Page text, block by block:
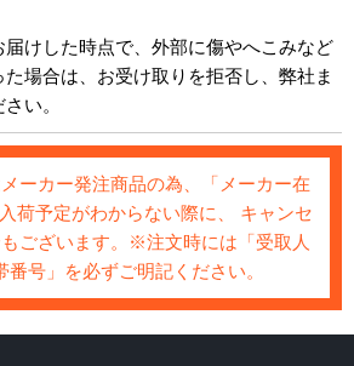
届けした時点で、外部に傷やへこみなど
場合は、お受け取りを拒否し、弊社ま
い。
ーカー発注商品の為、「メーカー在
荷予定がわからない際に、 キャンセ
ございます。※注文時には「受取人
番号」を必ずご明記ください。